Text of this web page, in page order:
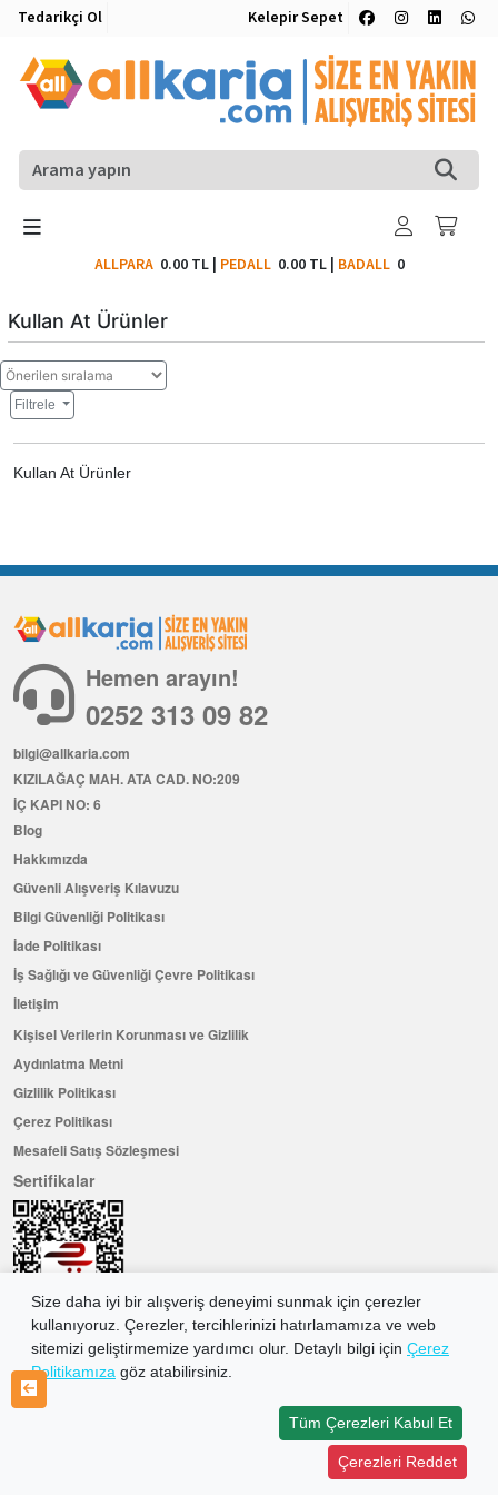
Tedarikçi Ol Kelepir Sepet
ALLPARA 0.00 TL| PEDALL 0.00 TL| BADALL0
Kullan At Ürünler
Filtrele
Kullan At Ürünler
Size daha iyi bir alışveriş deneyimi sunmak için çerezler
kullanıyoruz. Çerezler, tercihlerinizi hatırlamamıza ve web
sitemizi geliştirmemize yardımcı olur. Detaylı bilgi için Çerez
Politikamıza göz atabilirsiniz.
Tüm Çerezleri Kabul Et
Çerezleri Reddet
Hemen arayın!
0252 313 09 82
bilgi@allkaria.com
KIZILAĞAÇ MAH. ATA CAD. NO:209
İÇ KAPI NO: 6
Blog
Hakkımızda
Güvenli Alışveriş Kılavuzu
Bilgi Güvenliği Politikası
İade Politikası
İş Sağlığı ve Güvenliği Çevre Politikası
İletişim
Kişisel Verilerin Korunması ve Gizlilik
Aydınlatma Metni
Gizlilik Politikası
Çerez Politikası
Mesafeli Satış Sözleşmesi
Sertifikalar
Hemen Üye Olun ...ve 100 ₺ değerinde indirim kuponu kazanın
2026 Allkaria Elektronik Tic. A.Ş. Her Hakkı Saklıdır.